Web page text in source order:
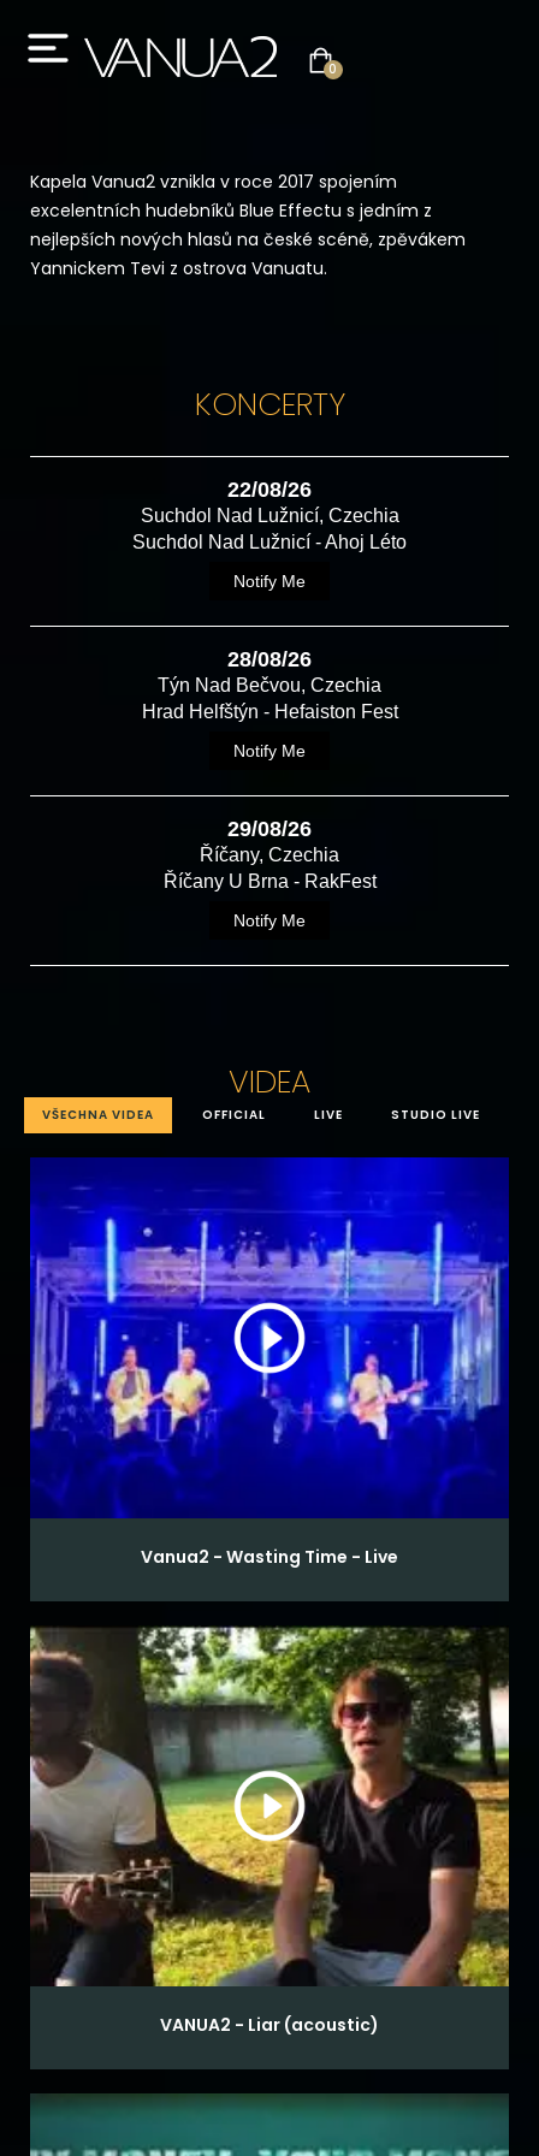
0
Kapela Vanua2 vznikla v roce 2017 spojením
excelentních hudebníků Blue Effectu s jedním z
nejlepších nových hlasů na české scéně, zpěvákem
Yannickem Tevi z ostrova Vanuatu.
KONCERTY
22/08/26
Suchdol Nad Lužnicí, Czechia
Suchdol Nad Lužnicí - Ahoj Léto
Notify Me
28/08/26
Týn Nad Bečvou, Czechia
Hrad Helfštýn - Hefaiston Fest
Notify Me
29/08/26
Říčany, Czechia
Říčany U Brna - RakFest
Notify Me
VIDEA
VŠECHNA VIDEA OFFICIAL LIVE STUDIO LIVE
Vanua2 - Wasting Time - Live
VANUA2 - Liar (acoustic)